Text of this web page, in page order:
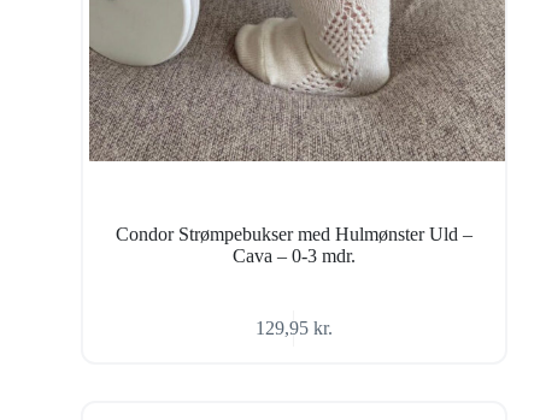
Condor Strømpebukser med Hulmønster Uld –
Cava – 0-3 mdr.
129,95 kr.